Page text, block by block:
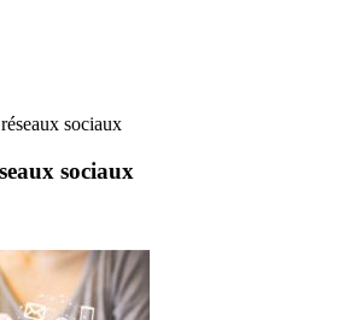
sociaux
sociaux